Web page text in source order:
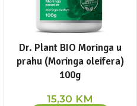
Dr. Plant BIO Moringa u
prahu (Moringa oleifera)
100g
15,30 KM